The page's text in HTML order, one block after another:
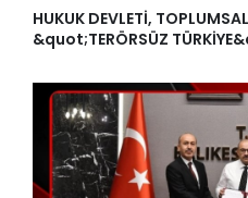
HUKUK DEVLETİ,
&quot;TERÖRSÜZ